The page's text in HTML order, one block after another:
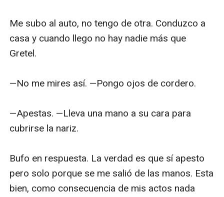
Me subo al auto, no tengo de otra. Conduzco a
casa y cuando llego no hay nadie más que
Gretel.
—No me mires así. —Pongo ojos de cordero.
—Apestas. —Lleva una mano a su cara para
cubrirse la nariz.
Bufo en respuesta. La verdad es que sí apesto
pero solo porque se me salió de las manos. Esta
bien, como consecuencia de mis actos nada